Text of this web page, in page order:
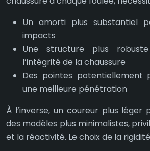
Un amorti plus substantiel
impacts
Une structure plus
l’intégrité de la chaussure
Des pointes potentiellement
une meilleure pénétration
À l’inverse, un coureur plus
des modèles plus minimalistes,
et la réactivité. Le choix de la